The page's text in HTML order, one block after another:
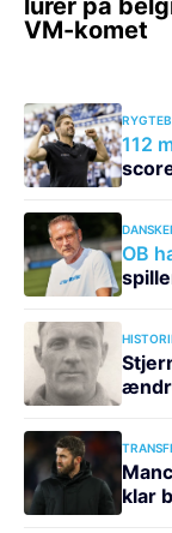
112
OB
klar